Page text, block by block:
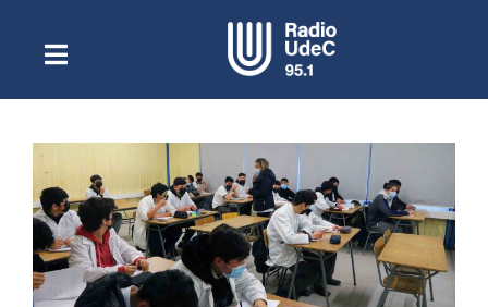
contenidoToggle
NavigationEscuchar Radio UdeC en vivo
Quiénes Somos
Programación
Podcast
Noticias